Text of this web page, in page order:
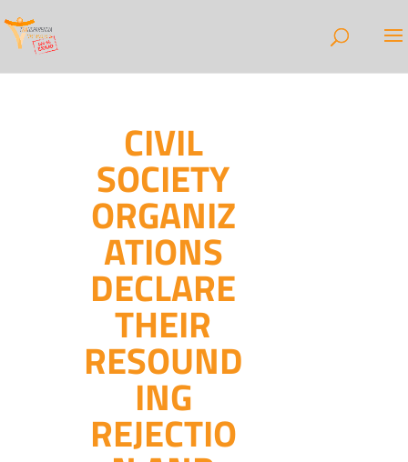
CIVIL
SOCIETY
ORGANIZ
ATIONS
DECLARE
THEIR
RESOUND
ING
REJECTIO